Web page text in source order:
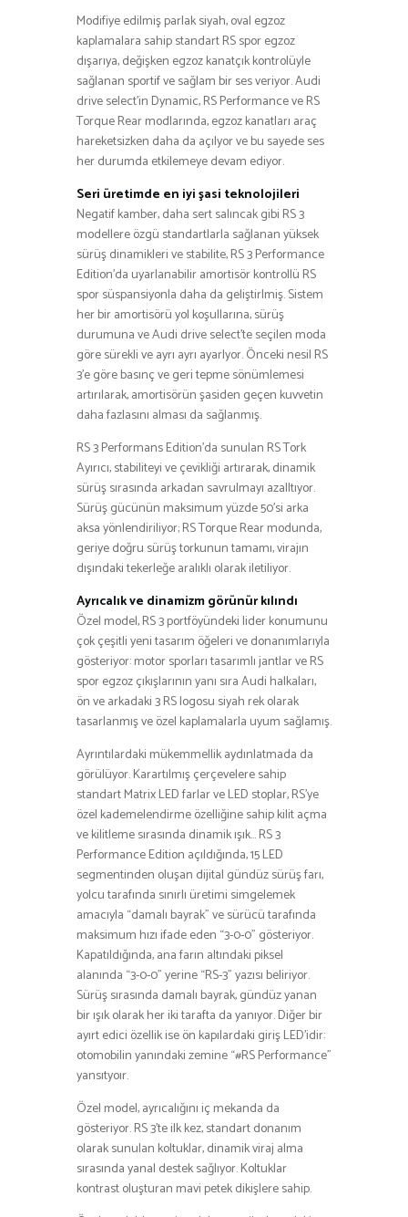
Modifiye edilmiş parlak siyah, oval egzoz
kaplamalara sahip standart RS spor egzoz
dışarıya, değişken egzoz kanatçık kontrolüyle
sağlanan sportif ve sağlam bir ses veriyor. Audi
drive select’in Dynamic, RS Performance ve RS
Torque Rear modlarında, egzoz kanatları araç
hareketsizken daha da açılyor ve bu sayede ses
her durumda etkilemeye devam ediyor.
Seri üretimde en iyi şasi teknolojileri
Negatif kamber, daha sert salıncak gibi RS 3
modellere özgü standartlarla sağlanan yüksek
sürüş dinamikleri ve stabilite, RS 3 Performance
Edition’da uyarlanabilir amortisör kontrollü RS
spor süspansiyonla daha da geliştirlmiş. Sistem
her bir amortisörü yol koşullarına, sürüş
durumuna ve Audi drive select’te seçilen moda
göre sürekli ve ayrı ayrı ayarlyor. Önceki nesil RS
3’e göre basınç ve geri tepme sönümlemesi
artırılarak, amortisörün şasiden geçen kuvvetin
daha fazlasını alması da sağlanmış.
RS 3 Performans Edition’da sunulan RS Tork
Ayırıcı, stabiliteyi ve çevikliği artırarak, dinamik
sürüş sırasında arkadan savrulmayı azalltıyor.
Sürüş gücünün maksimum yüzde 50’si arka
aksa yönlendiriliyor; RS Torque Rear modunda,
geriye doğru sürüş torkunun tamamı, virajın
dışındaki tekerleğe aralıklı olarak iletiliyor.
Ayrıcalık ve dinamizm görünür kılındı
Özel model, RS 3 portföyündeki lider konumunu
çok çeşitli yeni tasarım öğeleri ve donanımlarıyla
gösteriyor: motor sporları tasarımlı jantlar ve RS
spor egzoz çıkışlarının yanı sıra Audi halkaları,
ön ve arkadaki 3 RS logosu siyah rek olarak
tasarlanmış ve özel kaplamalarla uyum sağlamış.
Ayrıntılardaki mükemmellik aydınlatmada da
görülüyor. Karartılmış çerçevelere sahip
standart Matrix LED farlar ve LED stoplar, RS’ye
özel kademelendirme özelliğine sahip kilit açma
ve kilitleme sırasında dinamik ışık… RS 3
Performance Edition açıldığında, 15 LED
segmentinden oluşan dijital gündüz sürüş farı,
yolcu tarafında sınırlı üretimi simgelemek
amacıyla “damalı bayrak” ve sürücü tarafında
maksimum hızı ifade eden “3-0-0” gösteriyor.
Kapatıldığında, ana farın altındaki piksel
alanında “3-0-0” yerine “RS-3” yazısı beliriyor.
Sürüş sırasında damalı bayrak, gündüz yanan
bir ışık olarak her iki tarafta da yanıyor. Diğer bir
ayırt edici özellik ise ön kapılardaki giriş LED’idir:
otomobilin yanındaki zemine “#RS Performance”
yansıtyoır.
Özel model, ayrıcalığını iç mekanda da
gösteriyor. RS 3’te ilk kez, standart donanım
olarak sunulan koltuklar, dinamik viraj alma
sırasında yanal destek sağlıyor. Koltuklar
kontrast oluşturan mavi petek dikişlere sahip.